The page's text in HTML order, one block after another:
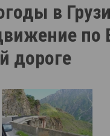
в
по
дороге